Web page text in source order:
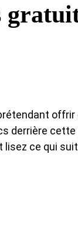
derrière
ce qui